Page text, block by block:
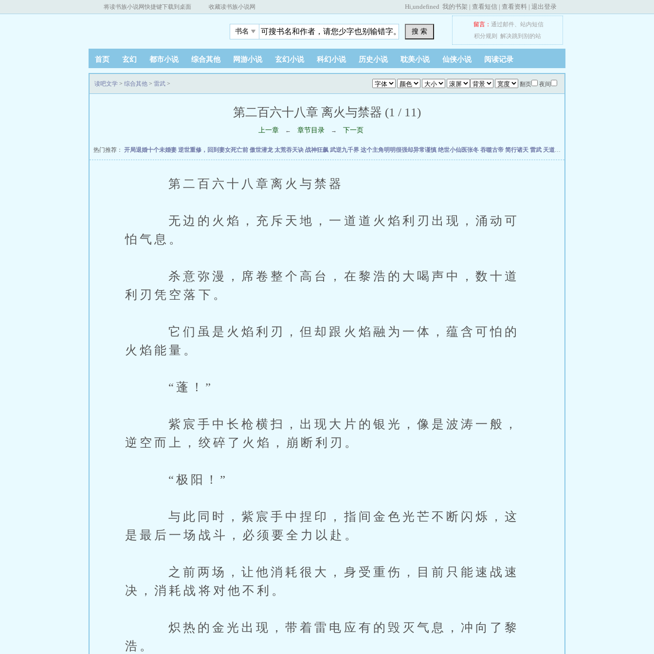
将读书族小说网快捷键下载到桌面 收藏读书族小说网 Hi,undefined 我的书架 | 查看短信 | 查看资料 | 退出登录
书名 搜 索
留言： 通过邮件、 站内短信
积分规则
解决跳到别的站
首页 玄幻 都市小说 综合其他 网游小说 玄幻小说 科幻小说 历史小说 耽美小说 仙侠小说 阅读记录
翻页 夜间
读吧文学 > 综合其他 > 雷武 >
第二百六十八章 离火与禁器 (1 / 11)
上一章 ← 章节目录 → 下一页
热门推荐： 开局退婚十个未婚妻 逆世重修，回到妻女死亡前 傲世潜龙太荒吞天诀 战神狂飙 武逆九千界 这个主角明明很强却异常谨慎 绝世小仙医张冬 吞噬古帝 简行诸天 雷武 天道天骄
第二百六十八章离火与禁器
无边的火焰，充斥天地，一道道火焰利刃出现，涌动可
怕气息。
杀意弥漫，席卷整个高台，在黎浩的大喝声中，数十道
利刃凭空落下。
它们虽是火焰利刃，但却跟火焰融为一体，蕴含可怕的
火焰能量。
“蓬！”
紫宸手中长枪横扫，出现大片的银光，像是波涛一般，
逆空而上，绞碎了火焰，崩断利刃。
“极阳！”
与此同时，紫宸手中捏印，指间金色光芒不断闪烁，这
是最后一场战斗，必须要全力以赴。
之前两场，让他消耗很大，身受重伤，目前只能速战速
决，消耗战将对他不利。
炽热的金光出现，带着雷电应有的毁灭气息，冲向了黎
浩。